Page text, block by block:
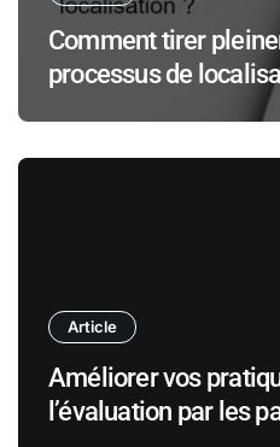
Comment tirer
processus de
Article
Améliorer vos
l’évaluation par les